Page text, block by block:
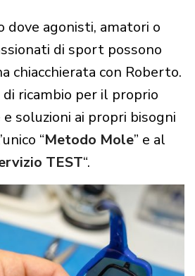
dove agonisti, amatori o
di sport possono
chiacchierata con Roberto.
ricambio per il proprio
soluzioni ai propri bisogni
“Metodo Mole” e al
TEST“.